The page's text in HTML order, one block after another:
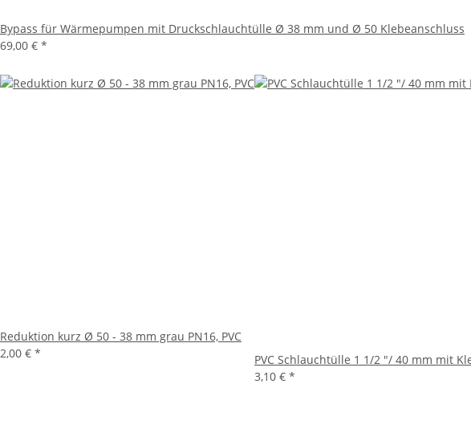
Bypass für Wärmepumpen mit Druckschlauchtülle Ø 38 mm und Ø 50 Klebeanschluss
69,00 € *
Reduktion kurz Ø 50 - 38 mm grau PN16, PVC
2,00 € *
PVC Schlauchtülle 1 1/2 "/ 40 mm mit
3,10 € *